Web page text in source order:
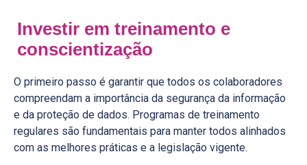
Investir em treinamento e
conscientização
O primeiro passo é garantir que todos os colaboradores
compreendam a importância da segurança da informação
e da proteção de dados. Programas de treinamento
regulares são fundamentais para manter todos alinhados
com as melhores práticas e a legislação vigente.